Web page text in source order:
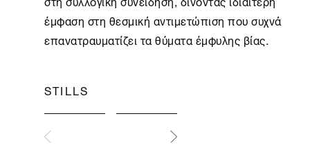
έμφαση στη θεσμική αντιμετώπιση που συχνά
επανατραυματίζει τα θύματα έμφυλης βίας.
STILLS